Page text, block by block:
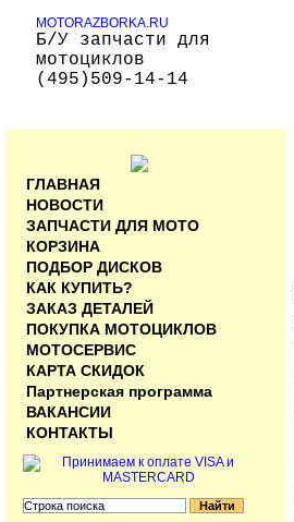
MOTORAZBORKA.RU
Б/У запчасти для
мотоциклов
(495)509-14-14
ГЛАВНАЯ
НОВОСТИ
ЗАПЧАСТИ ДЛЯ МОТО
КОРЗИНА
ПОДБОР ДИСКОВ
КАК КУПИТЬ?
ЗАКАЗ ДЕТАЛЕЙ
ПОКУПКА МОТОЦИКЛОВ
МОТОСЕРВИС
КАРТА СКИДОК
Партнерская программа
ВАКАНСИИ
КОНТАКТЫ